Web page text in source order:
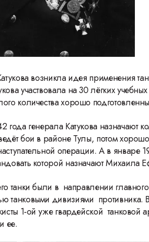
возникла идея применения
участвовала на 30 лёгких
количества хорошо
года генерала Катукова назначают
бои в районе Тулы, потом
операции. А в январе
которой назначают Михаила
танки были в направлении
танковыми дивизиями
1-ой уже гвардейской
ее.